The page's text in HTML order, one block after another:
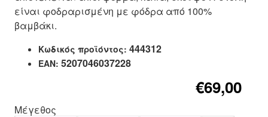
είναι φοδραρισμένη με φόδρα από 100%
βαμβάκι.
Κωδικός προϊόντος: 444312
EAN: 5207046037228
€69,00
Μέγεθος